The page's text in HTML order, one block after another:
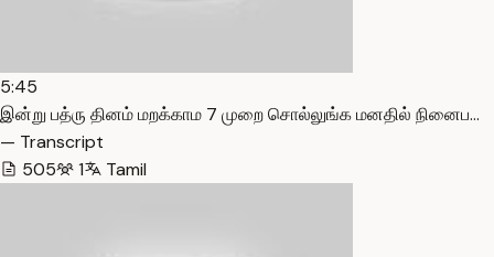
5:45
இன்று பத்ரு தினம் மறக்காம 7 முறை சொல்லுங்க மனதில் நினைப…
— Transcript
505
1 Tamil